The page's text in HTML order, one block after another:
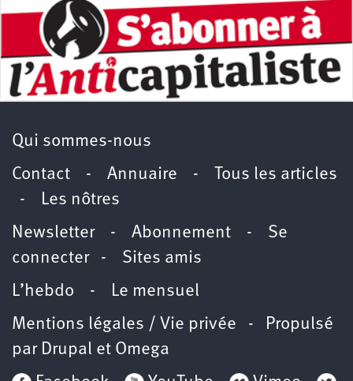
Qui sommes-nous
Contact - Annuaire -
Tous les articles
- Les nôtres
Newsletter- Abonnement - Se
connecter- Sites amis
L’hebdo - Le mensuel
Mentions légales / Vie privée - Propulsé
par Drupal et Omega